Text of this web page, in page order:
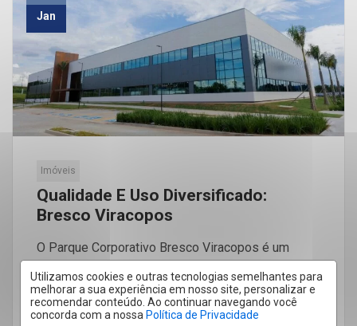
Utilizamos cookies e outras tecnologias semelhantes para
melhorar a sua experiência em nosso site, personalizar e
recomendar conteúdo. Ao continuar navegando você
concorda com a nossa Política de Privacidade
Jan
Imóveis
Qualidade E Uso Diversificado:
Bresco Viracopos
O Parque Corporativo Bresco Viracopos é um
empreendimento de qualidade e uso diversificado.
Localizado em Campinas com aproximadamente 1
milhão […]